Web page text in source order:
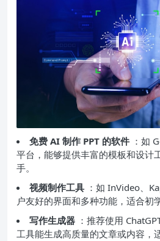
免费 AI 制作 PPT 的软件 ：如
平台，能够提供丰富的模板和设计
手。
视频制作工具 ：如 InVideo、
户友好的界面和多种功能，适合初
写作生成器 ：推荐使用
工具能生成高质量的文章或内容，